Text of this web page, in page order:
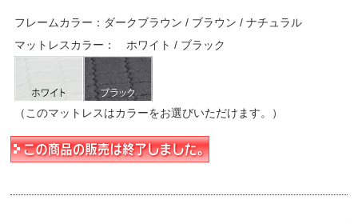
フレームカラー：ダークブラウン / ブラウン / ナチュラル
マットレスカラー： ホワイト / ブラック
（このマットレスはカラーをお選びいただけます。）